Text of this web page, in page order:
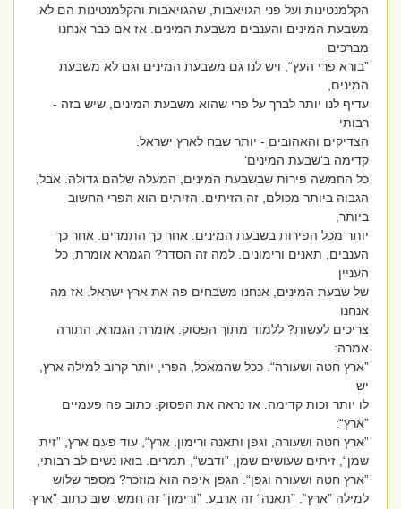
הקלמנטינות ועל פני הגויאבות, שהגויאבות והקלמנטינות הם לא
משבעת המינים והענבים משבעת המינים. אז אם כבר אנחנו
מברכים
”בורא פרי העץ“, ויש לנו גם משבעת המינים וגם לא משבעת
המינים,
עדיף לנו יותר לברך על פרי שהוא משבעת המינים, שיש בזה -
רבותי
הצדיקים והאהובים - יותר שבח לארץ ישראל.
קדימה ב‘שבעת המינים‘
כל החמשה פירות שבשבעת המינים, המעלה שלהם גדולה. אבל,
הגבוה ביותר מכולם, זה הזיתים. הזיתים הוא הפרי החשוב
ביותר,
יותר מכל הפירות בשבעת המינים. אחר כך התמרים. אחר כך
הענבים, תאנים ורימונים. למה זה הסדר? הגמרא אומרת, כל
העניין
של שבעת המינים, אנחנו משבחים פה את ארץ ישראל. אז מה
אנחנו
צריכים לעשות? ללמוד מתוך הפסוק. אומרת הגמרא, התורה
אמרה:
”ארץ חטה ושעורה“. ככל שהמאכל, הפרי, יותר קרוב למילה ארץ,
לו יותר זכות קדימה. אז נראה את הפסוק: כתוב פה פעמיים
”ארץ“:
”ארץ חטה ושעורה, וגפן ותאנה ורימון. ארץ“, עוד פעם ארץ, ”זית
שמן“, זיתים שעושים שמן, ”ודבש“, תמרים. בואו נשים לב רבותי,
”ארץ חטה ושעורה וגפן“. הגפן איפה הוא מוזכר? מספר שלוש
למילה ”ארץ“. ”תאנה“ זה ארבע. ”ורימון“ זה חמש. שוב כתוב ”ארץ